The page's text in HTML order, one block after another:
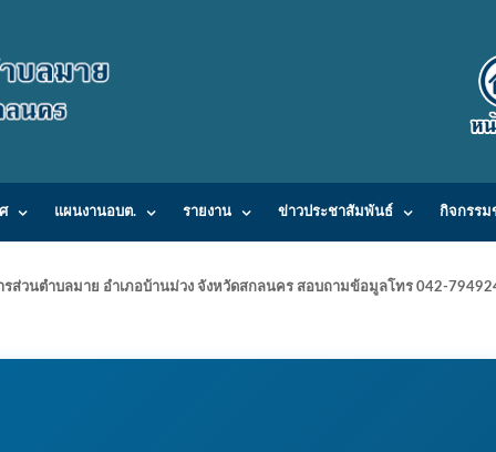
แผนงานอบต. รายงาน ข่าวประชาสัมพันธ์ กิจกรรม
ส่วนตำบลมาย อำเภอบ้านม่วง จังหวัดสกลนคร สอบถามข้อมูลโทร 042-794924